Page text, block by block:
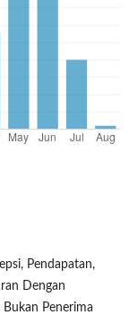
Pendapatan,
Dengan
Penerima